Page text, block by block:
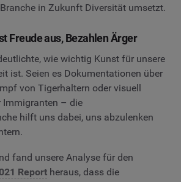
in Zukunft Diversität umsetzt.
Freude aus, Bezahlen Ärger
wie wichtig Kunst für unsere
ist. Seien es Dokumentationen über
von Tigerhaltern oder visuell
Immigranten – die
hilft uns dabei, uns abzulenken
fand unsere Analyse für den
Report heraus, dass die